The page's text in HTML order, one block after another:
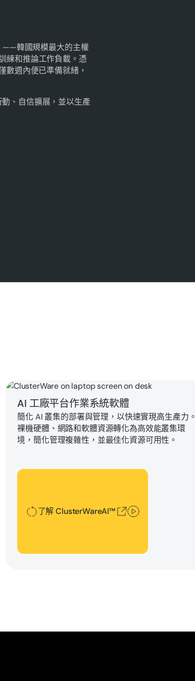
——韓國規模最大的主權
練和推論工作負載。憑
數週內便已準備就緒，
、自信擴展，並以生產
AI 工廠平台作業系統軟體
簡化 AI 叢集的部署與管理，以快速實現高生產力。
裸機硬體、網路和軟體資源轉化為高效能叢集環
境，簡化管理複雜性，並最佳化資源可用性。
了解 ClusterWareAI™
了解 ClusterWareAI™
了解 ClusterWareAI™